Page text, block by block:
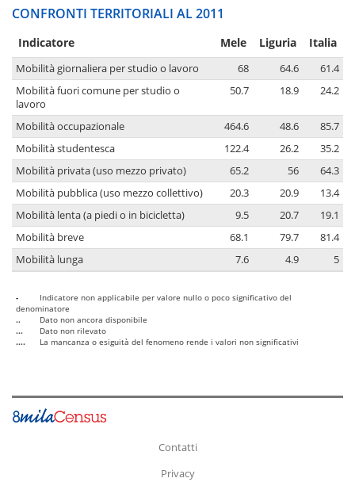
CONFRONTI TERRITORIALI AL 2011
Indicatore Mele Liguria Italia
Mobilità giornaliera per studio o lavoro 68 64.6
61.4
Mobilità fuori comune per studio o
lavoro
50.7 18.9 24.2
Mobilità occupazionale 464.6 48.6
85.7
Mobilità studentesca
122.4 26.2
35.2
Mobilità privata (uso mezzo privato)
65.2 56
64.3
Mobilità pubblica (uso mezzo collettivo)
20.3 20.9
13.4
Mobilità lenta (a piedi o in bicicletta)
9.5 20.7
19.1
Mobilità breve
68.1 79.7
81.4
Mobilità lunga
7.6 4.9 5
-
Indicatore non applicabile per valore nullo o poco significativo del
denominatore
..
Dato non ancora disponibile
...
Dato non rilevato
....
La mancanza o esiguità del fenomeno rende i valori non significativi
Contatti
Privacy